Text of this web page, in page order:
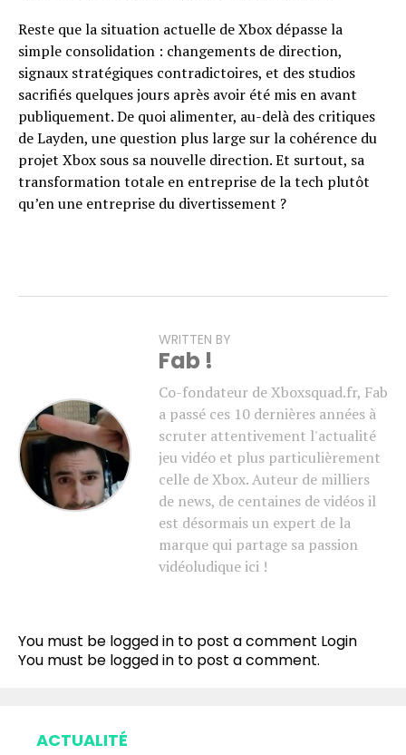
Reste que la situation actuelle de Xbox dépasse la
simple consolidation : changements de direction,
signaux stratégiques contradictoires, et des studios
sacrifiés quelques jours après avoir été mis en avant
publiquement. De quoi alimenter, au-delà des critiques
de Layden, une question plus large sur la cohérence du
projet Xbox sous sa nouvelle direction. Et surtout, sa
transformation totale en entreprise de la tech plutôt
qu’en une entreprise du divertissement ?
WRITTEN BY
Fab !
Co-fondateur de Xboxsquad.fr, Fab
a passé ces 10 dernières années à
scruter attentivement l'actualité
jeu vidéo et plus particulièrement
celle de Xbox. Auteur de milliers
de news, de centaines de vidéos il
est désormais un expert de la
marque qui partage sa passion
vidéoludique ici !
You must be logged in to post a comment Login
You must be logged in to post a comment.
ACTUALITÉ